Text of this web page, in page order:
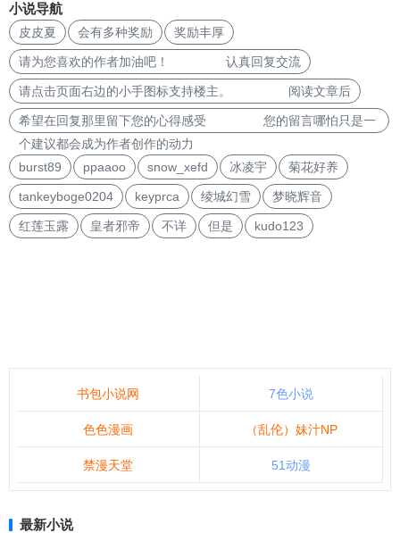
小说导航
皮皮夏 会有多种奖励 奖励丰厚
请为您喜欢的作者加油吧！ 认真回复交流
请点击页面右边的小手图标支持楼主。 阅读文章后
希望在回复那里留下您的心得感受 您的留言哪怕只是一
个建议都会成为作者创作的动力
burst89
ppaaoo snow_xefd 冰凌宇 菊花好养
tankeyboge0204 keyprca 绫城幻雪 梦晓辉音
红莲玉露 皇者邪帝 不详 但是 kudo123
书包小说网 7色小说
色色漫画 （乱伦）妹汁NP
禁漫天堂 51动漫
最新小说